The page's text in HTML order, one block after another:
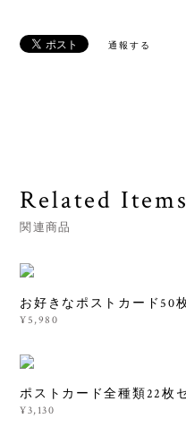
通報する
Related Items
関連商品
お好きなポストカード50
¥5,980
ポストカード全種類22枚
¥3,130